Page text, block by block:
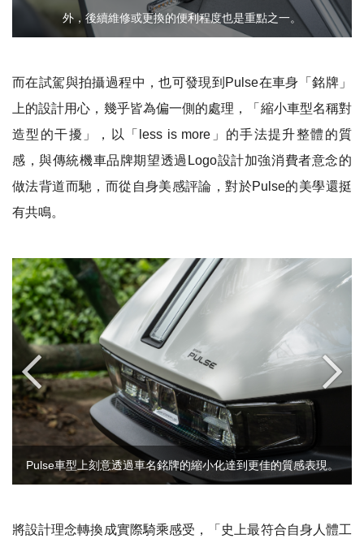
外，後續維修或更換的便利程度也是重點之一。
而在試駕與拍攝過程中，也可發現到 Pulse在車身「銘牌」
上的設計用心，幾乎皆為偏一側的處理，「縮小車型名稱對
造型的干擾」，以「
less is more」 的手法提升整體的質
感，與傳統機車品牌期望透過 Logo設計加強消費者意念的
做法背道而馳，而從自身美感評論，對於Pulse的美學還挺
有共鳴。
Pulse車型上刻意透過車名銘牌的縮小化達到更佳的質感表現。
將設計理念轉換成實際騎乘感受，「史上最符合自身人體工